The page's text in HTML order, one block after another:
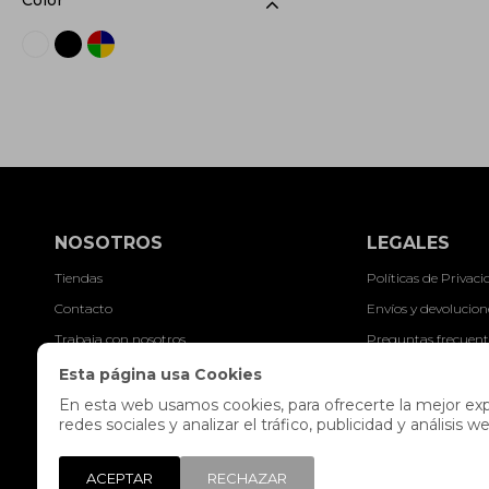
Esta página usa Cookies
En esta web usamos cookies, para ofrecerte la mejor
redes sociales y analizar el tráfico, publicidad y análisis
ACEPTAR RECHAZAR
NOSOTROS
Tiendas
Contacto
Trabaja con nosotros
Libro de reclamaciones
LEGALES
Políticas de
Envíos y
Preguntas
Legales y